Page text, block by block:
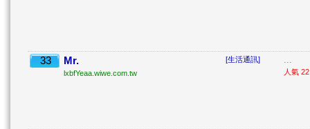
33 Mr.
lxbfYeaa.wiwe.com.tw
[生活通訊] ...
人氣